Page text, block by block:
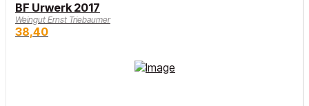
BF Urwerk 2017
Weingut Ernst Triebaumer
38,40